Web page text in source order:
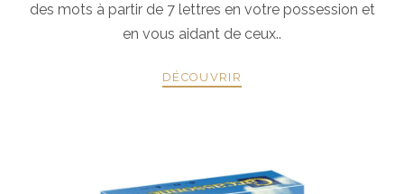
des mots à partir de 7 lettres en votre possession et
en vous aidant de ceux..
DÉCOUVRIR